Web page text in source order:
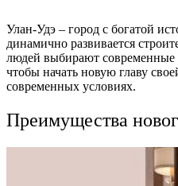
Улан-Удэ – город с богатой
динамично развивается
людей выбирают современные
чтобы начать новую главу
современных условиях.
Преимущества